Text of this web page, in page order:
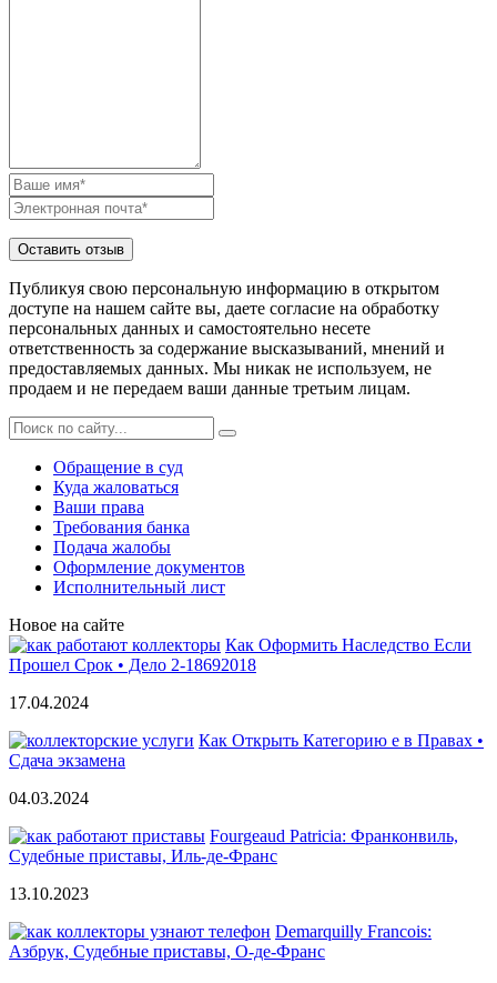
Публикуя свою персональную информацию в открытом
доступе на нашем сайте вы, даете согласие на обработку
персональных данных и самостоятельно несете
ответственность за содержание высказываний, мнений и
предоставляемых данных. Мы никак не используем, не
продаем и не передаем ваши данные третьим лицам.
Обращение в суд
Куда жаловаться
Ваши права
Требования банка
Подача жалобы
Оформление документов
Исполнительный лист
Новое на сайте
Как Оформить Наследство Если
Прошел Срок • Дело 2-18692018
17.04.2024
Как Открыть Категорию е в Правах •
Сдача экзамена
04.03.2024
Fourgeaud Patricia: Франконвиль,
Судебные приставы, Иль-де-Франс
13.10.2023
Demarquilly Francois:
Азбрук, Судебные приставы, О-де-Франс